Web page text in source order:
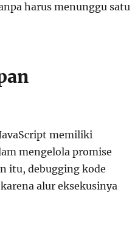
harus menunggu satu
memiliki
mengelola promise
itu, debugging kode
alur eksekusinya